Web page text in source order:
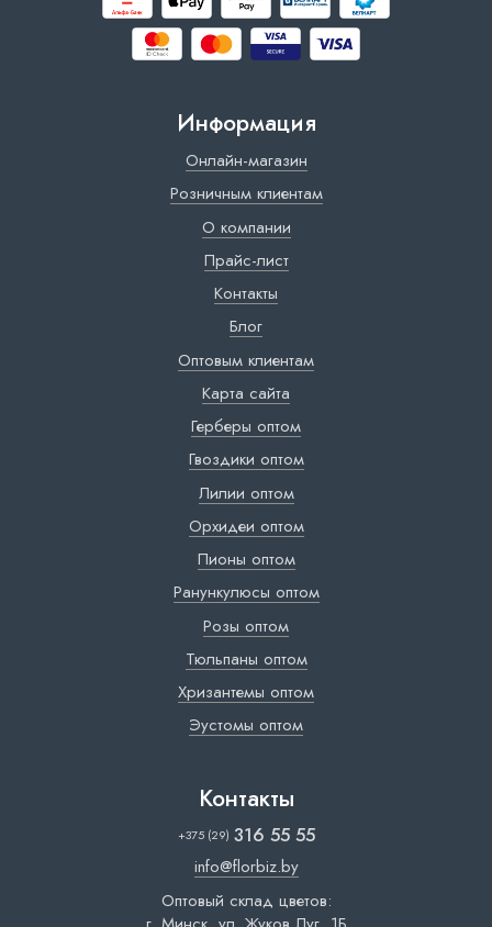
Информация
Онлайн-магазин
Розничным клиентам
О компании
Прайс-лист
Контакты
Блог
Оптовым клиентам
Карта сайта
Герберы оптом
Гвоздики оптом
Лилии оптом
Орхидеи оптом
Пионы оптом
Ранункулюсы оптом
Розы оптом
Тюльпаны оптом
Хризантемы оптом
Эустомы оптом
Контакты
+375 (29) 316 55 55
info@florbiz.by
Оптовый склад цветов: